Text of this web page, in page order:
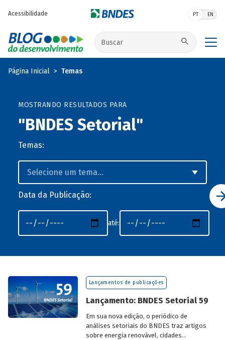
Acessibilidade PT EN
Buscar no site
Página Inicial Temas
MOSTRANDO RESULTADOS PARA
"BNDES Setorial"
Temas:
Data da Publicação:
até:
Lançamentos de publicações
Lançamento: BNDES Setorial 59
Em sua nova edição, o periódico de
análises setoriais do BNDES traz artigos
sobre energia renovável, cidades